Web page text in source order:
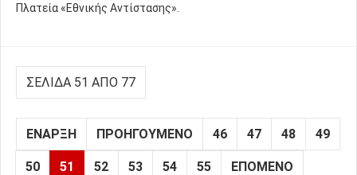
Πλατεία «Εθνικής Αντίστασης».
ΣΕΛΊΔΑ 51 ΑΠΌ 77
ΈΝΑΡΞΗ ΠΡΟΗΓΟΎΜΕΝΟ 46 47 48 49
50 51 52 53 54 55 ΕΠΌΜΕΝΟ